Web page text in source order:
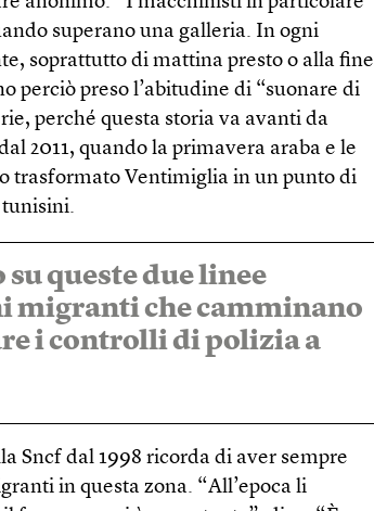
superano una galleria. In ogni
soprattutto di mattina presto o alla fine
perciò preso l’abitudine di “suonare di
perché questa storia va avanti da
2011, quando la primavera araba e le
trasformato Ventimiglia in un punto di
tunisini.
queste due linee
migranti che camminano
i controlli di polizia a
Sncf dal 1998 ricorda di aver sempre
in questa zona. “All’epoca li